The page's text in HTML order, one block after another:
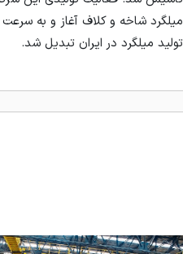
میلگرد شاخه و کلاف آغاز و به
تولید میلگرد در ایران تبدیل شد.